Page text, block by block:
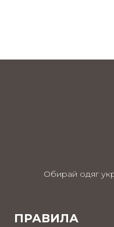
Обирай одяг
ПРАВИЛА